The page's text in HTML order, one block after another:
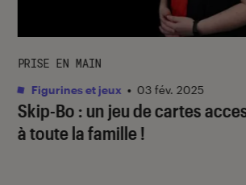
Skip-Bo : un jeu de cartes
à toute la famille !
PRISE EN MAIN
Figurines et jeux • 03 fév. 2025